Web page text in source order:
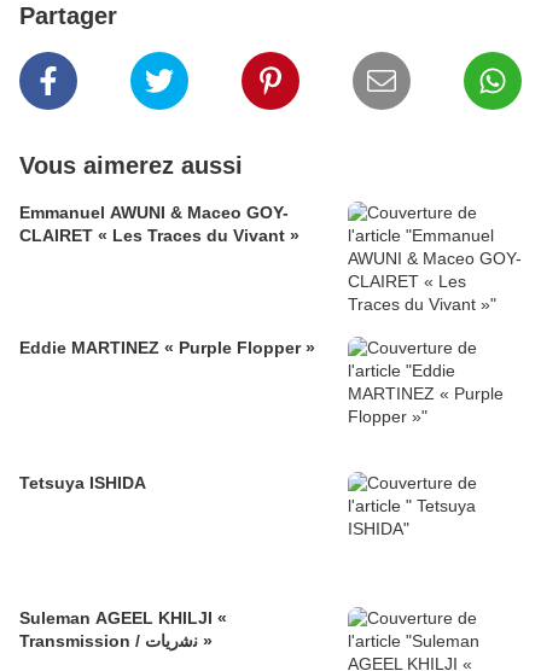
Partager
Vous aimerez aussi
Emmanuel AWUNI & Maceo GOY-
CLAIRET « Les Traces du Vivant »
Eddie MARTINEZ « Purple Flopper »
Tetsuya ISHIDA
Suleman AGEEL KHILJI «
Transmission / ﻧﺷرﯾﺎت »